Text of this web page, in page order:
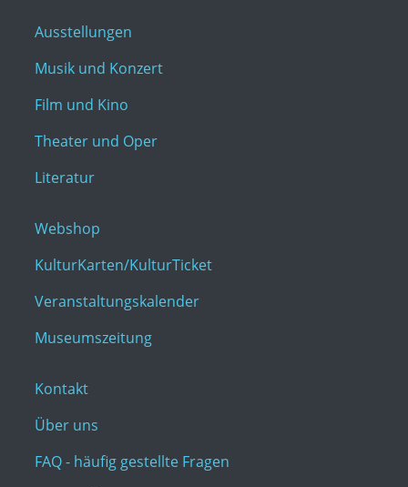
Ausstellungen
Musik und Konzert
Film und Kino
Theater und Oper
Literatur
Webshop
KulturKarten/KulturTicket
Veranstaltungskalender
Museumszeitung
Kontakt
Über uns
FAQ - häufig gestellte Fragen